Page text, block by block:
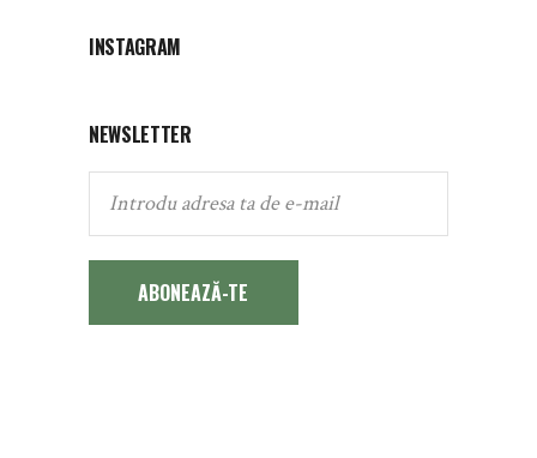
INSTAGRAM
NEWSLETTER
ABONEAZĂ-TE